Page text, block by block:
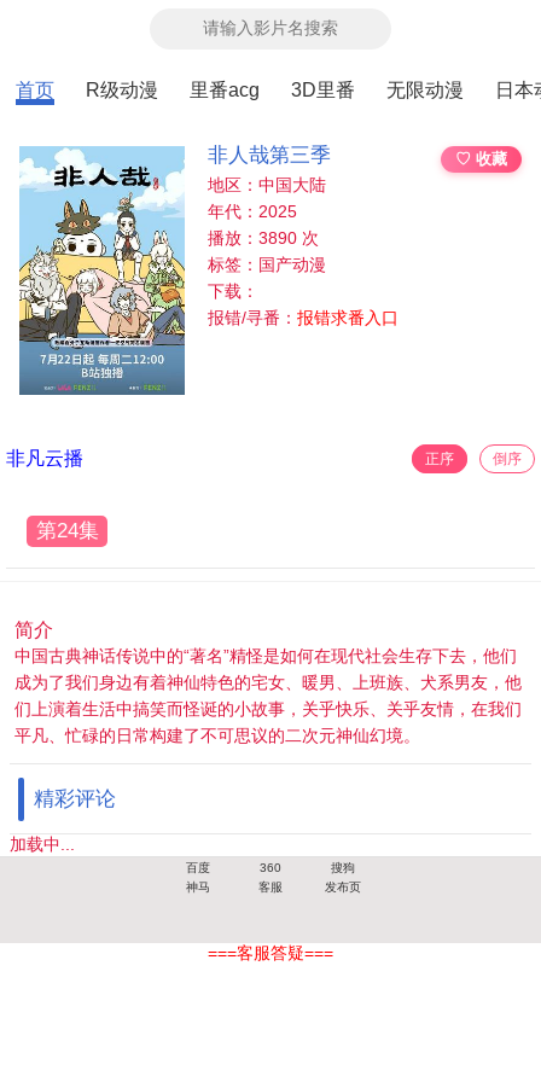
首页 R级动漫 里番acg 3D里番 无限动漫 日本
非人哉第三季
♡ 收藏
地区：中国大陆
年代：2025
播放：3890 次
标签：国产动漫
下载：
报错/寻番：报错求番入口
非凡云播 正序 倒序
第24集
简介
中国古典神话传说中的“著名”精怪是如何在现代社会生存下去，他们
成为了我们身边有着神仙特色的宅女、暖男、上班族、犬系男友，他
们上演着生活中搞笑而怪诞的小故事，关乎快乐、关乎友情，在我们
平凡、忙碌的日常构建了不可思议的二次元神仙幻境。
精彩评论
加载中...
百度 360
搜狗
神马
客服 发布页
===客服答疑===